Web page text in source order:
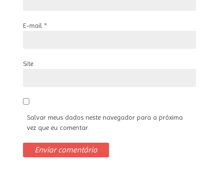
E-mail *
Site
Salvar meus dados neste navegador para a próxima
vez que eu comentar.